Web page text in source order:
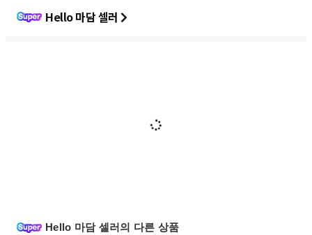
Hello 마담 셀러
Hello 마담 셀러의 다른 상품